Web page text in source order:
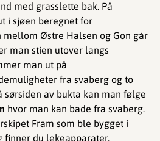
med grasslette bak. På
i sjøen beregnet for
mellom Østre Halsen og Gon går
man stien utover langs
man ut på
fra svaberg og to
sørsiden av bukta kan man følge
hvor man kan bade fra svaberg.
Fram som ble bygget i
finner du lekeapparater,